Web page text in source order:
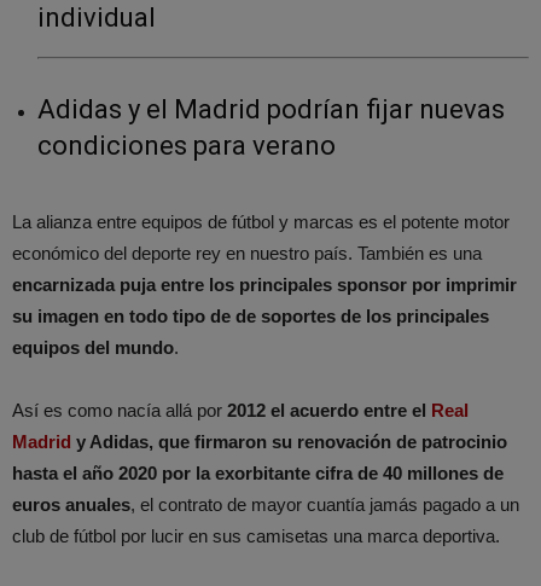
individual
Adidas y el Madrid podrían fijar nuevas
condiciones para verano
La alianza entre equipos de fútbol y marcas es el potente motor
económico del deporte rey en nuestro país. También es una
encarnizada puja entre los principales sponsor por imprimir
su imagen en todo tipo de de soportes de los principales
equipos del mundo.
Así es como nacía allá por 2012 el acuerdo entre el Real
Madrid y Adidas, que firmaron su renovación de patrocinio
hasta el año 2020 por la exorbitante cifra de 40 millones de
euros anuales, el contrato de mayor cuantía jamás pagado a un
club de fútbol por lucir en sus camisetas una marca deportiva.